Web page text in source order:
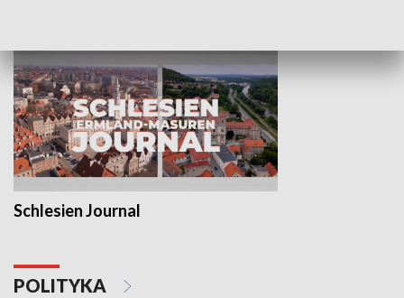
Schlesien Journal
POLITYKA